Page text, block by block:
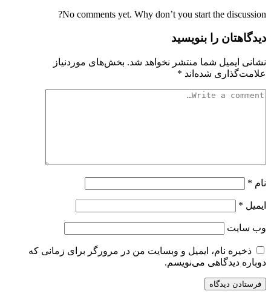
No comments yet. Why don’t you start the discussion?
دیدگاهتان را بنویسید
نشانی ایمیل شما منتشر نخواهد شد. بخش‌های موردنیاز
علامت‌گذاری شده‌اند *
نام *
ایمیل *
وب‌ سایت
ذخیره نام، ایمیل و وبسایت من در مرورگر برای زمانی که
دوباره دیدگاهی می‌نویسم.